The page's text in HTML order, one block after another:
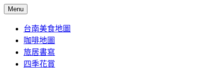
Skip
to
content
Menu
台南美食地圖
咖啡地圖
旅居書寫
四季花賞